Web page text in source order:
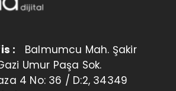
: Balmumcu Mah. Şakir
Umur Paşa Sok.
4 No: 36 / D:2, 34349